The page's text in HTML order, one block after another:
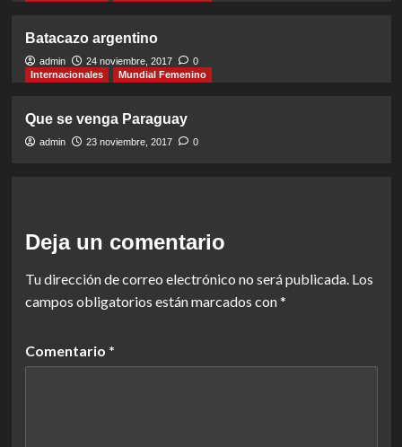
Batacazo argentino
admin 24 noviembre, 2017
0
Internacionales
Mundial Femenino
Que se venga Paraguay
admin 23 noviembre, 2017 0
Deja un comentario
Tu dirección de correo electrónico no será publicada. Los
campos obligatorios están marcados con*
Comentario *